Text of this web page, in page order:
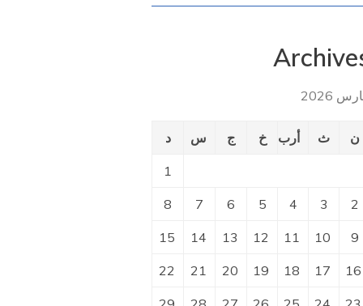
2026
ن ث أرب خ ج س د
1
2
3
4
5
6
7
8
9
10
11
12
13
14
15
16
17
18
19
20
21
22